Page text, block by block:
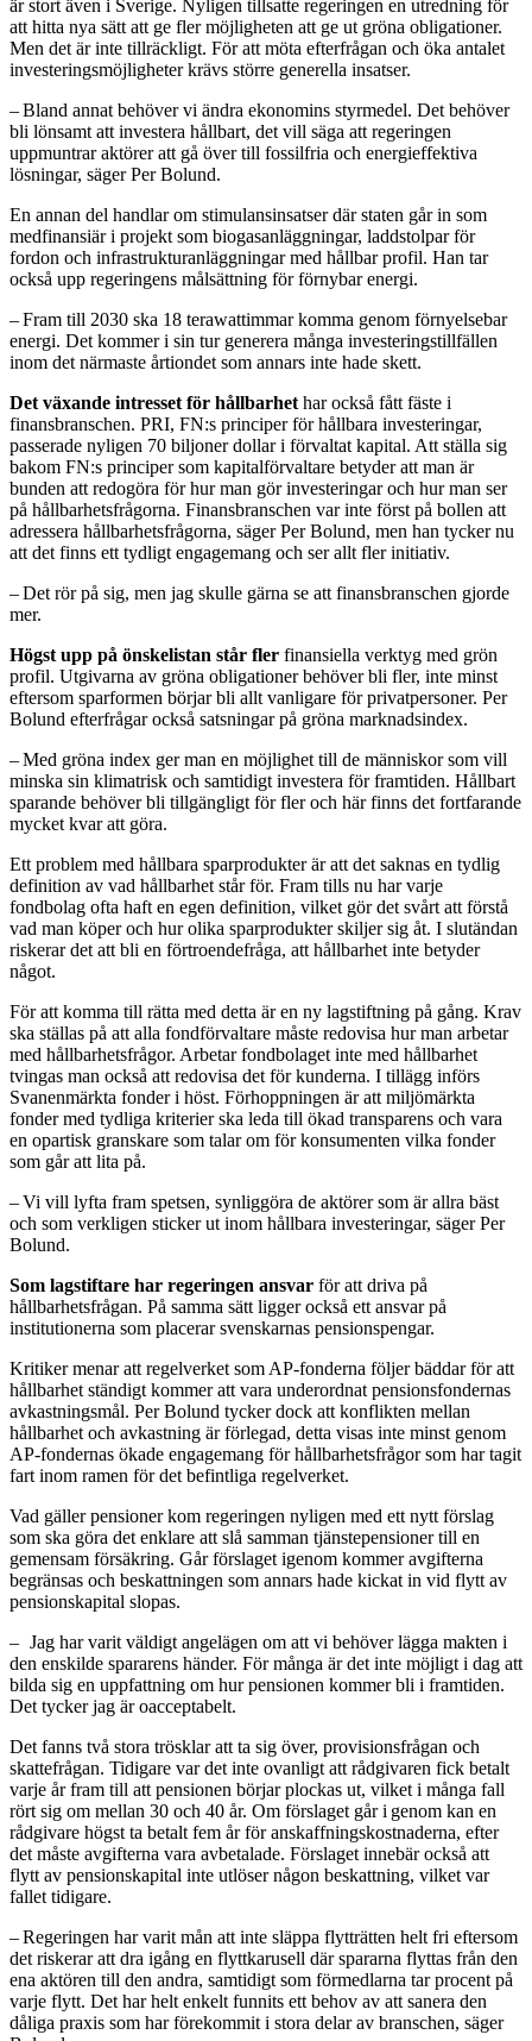
är stort även i Sverige. Nyligen tillsatte regeringen en utredning för
att hitta nya sätt att ge fler möjligheten att ge ut gröna obligationer.
Men det är inte tillräckligt. För att möta efterfrågan och öka antalet
investeringsmöjligheter krävs större generella insatser.
– Bland annat behöver vi ändra ekonomins styrmedel. Det behöver
bli lönsamt att investera hållbart, det vill säga att regeringen
uppmuntrar aktörer att gå över till fossilfria och energieffektiva
lösningar, säger Per Bolund.
En annan del handlar om stimulans­insatser där staten går in som
medfinansiär i projekt som biogasanläggningar, laddstolpar för
fordon och infrastrukturanläggningar med hållbar profil. Han tar
också upp regeringens målsättning för förnybar energi.
– Fram till 2030 ska 18 tera­wattimmar komma genom förnyelsebar
energi. Det kommer i sin tur generera många investeringstillfällen
inom det närmaste år­tiondet som annars inte hade skett.
Det växande intresset för hållbarhet har också fått fäste i
finansbranschen. PRI, FN:s principer för hållbara investeringar,
passerade nyligen 70 biljoner dollar i förvaltat kapital. Att ställa sig
bakom FN:s principer som kapitalförvaltare betyder att man är
bunden att redogöra för hur man gör investeringar och hur man ser
på hållbarhetsfrågorna. Finansbranschen var inte först på bollen att
adressera hållbarhetsfrågorna, säger Per Bolund, men han tycker nu
att det finns ett tydligt engagemang och ser allt fler initiativ.
– Det rör på sig, men jag skulle gärna se att finansbranschen gjorde
mer.
Högst upp på önskelistan står fler finansiella verktyg med grön
profil. Utgivarna av gröna obligationer behöver bli fler, inte minst
eftersom sparformen börjar bli allt vanligare för privatpersoner. Per
Bolund efterfrågar också satsningar på gröna marknadsindex.
– Med gröna index ger man en möjlighet till de människor som vill
minska sin klimatrisk och samtidigt investera för framtiden. Hållbart
sparande behöver bli tillgängligt för fler och här finns det fortfarande
mycket kvar att göra.
Ett problem med hållbara spar­produkter är att det saknas en tydlig
definition av vad hållbarhet står för. Fram tills nu har varje
fondbolag ofta haft en egen definition, vilket gör det svårt att förstå
vad man köper och hur olika sparprodukter skiljer sig åt. I slutändan
riskerar det att bli en förtroendefråga, att hållbarhet inte betyder
något.
För att komma till rätta med detta är en ny lagstiftning på gång. Krav
ska ställas på att alla fondförvaltare måste redovisa hur man arbetar
med hållbarhetsfrågor. Arbetar fondbolaget inte med hållbarhet
tvingas man också att redovisa det för kunderna. I tillägg införs
Svanenmärkta fonder i höst. Förhoppningen är att miljömärkta
fonder med tydliga kriterier ska leda till ökad transparens och vara
en opartisk granskare som talar om för konsumenten vilka fonder
som går att lita på.
– Vi vill lyfta fram spetsen, synliggöra de aktörer som är allra bäst
och som verkligen sticker ut inom hållbara investeringar, säger Per
Bolund.
Som lagstiftare har regeringen ansvar för att driva på
hållbarhetsfrågan. På samma sätt ligger också ett ansvar på
institutionerna som placerar svenskarnas pensionspengar.
Kritiker menar att regelverket som AP-fonderna följer bäddar för att
hållbarhet ständigt kommer att vara underordnat pensionsfondernas
avkastningsmål. Per Bolund tycker dock att konflikten mellan
hållbarhet och avkastning är förlegad, detta visas inte minst genom
AP-fondernas ökade engagemang för hållbarhetsfrågor som har tagit
fart inom ramen för det befintliga regelverket.
Vad gäller pensioner kom regeringen nyligen med ett nytt förslag
som ska göra det enklare att slå samman tjänstepensioner till en
gemensam försäkring. Går förslaget igenom kommer avgifterna
begränsas och beskattningen som annars hade kickat in vid flytt av
pensionskapital slopas.
– Jag har varit väldigt angelägen om att vi behöver lägga makten i
den enskilde spararens händer. För många är det inte möjligt i dag att
bilda sig en uppfattning om hur pensionen kommer bli i framtiden.
Det tycker jag är ­oacceptabelt.
Det fanns två stora trösklar att ta sig över, provisionsfrågan och
skattefrågan. Tidigare var det inte ovanligt att rådgivaren fick betalt
varje år fram till att pensionen börjar plockas ut, vilket i många fall
rört sig om mellan 30 och 40 år. Om förslaget går i genom kan en
rådgivare högst ta betalt fem år för anskaffningskostnaderna, efter
det måste avgifterna vara avbetalade. Förslaget innebär också att
flytt av pensionskapital inte utlöser någon beskattning, vilket var
fallet tidigare.
– Regeringen har varit mån att inte släppa flytträtten helt fri eftersom
det riskerar att dra igång en flyttkarusell där spararna flyttas från den
ena aktören till den andra, samtidigt som förmedlarna tar procent på
varje flytt. Det har helt enkelt funnits ett behov av att sanera den
dåliga praxis som har förekommit i stora delar av branschen, säger